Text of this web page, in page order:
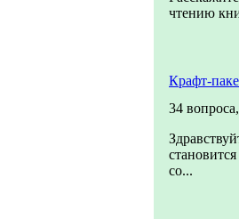
чтению
Крафт-
34 вопроса,
со...